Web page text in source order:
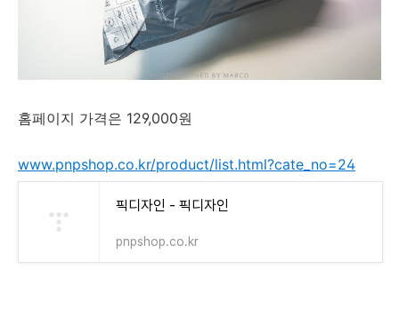
홈페이지 가격은 129,000원
www.pnpshop.co.kr/product/list.html?cate_no=24
픽디자인 - 픽디자인
pnpshop.co.kr